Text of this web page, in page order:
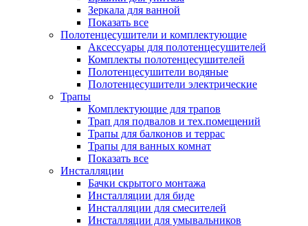
Зеркала для ванной
Показать все
Полотенцесушители и комплектующие
Аксессуары для полотенцесушителей
Комплекты полотенцесушителей
Полотенцесушители водяные
Полотенцесушители электрические
Трапы
Комплектующие для трапов
Трап для подвалов и тех.помещений
Трапы для балконов и террас
Трапы для ванных комнат
Показать все
Инсталляции
Бачки скрытого монтажа
Инсталляции для биде
Инсталляции для смесителей
Инсталляции для умывальников